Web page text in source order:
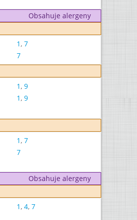
Obsahuje alergeny
1, 7
7
1, 9
1, 9
1, 7
7
Obsahuje alergeny
1, 4, 7